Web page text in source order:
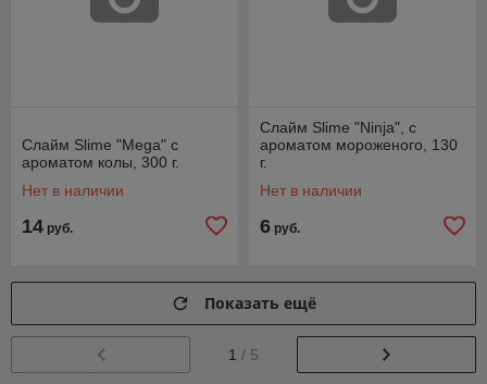
Слайм Slime "Mega" с
ароматом колы, 300 г.
Нет в наличии
14 руб.
Слайм Slime "Ninja", с
ароматом мороженого, 130
г.
Нет в наличии
6 руб.
Показать ещё
1 / 5